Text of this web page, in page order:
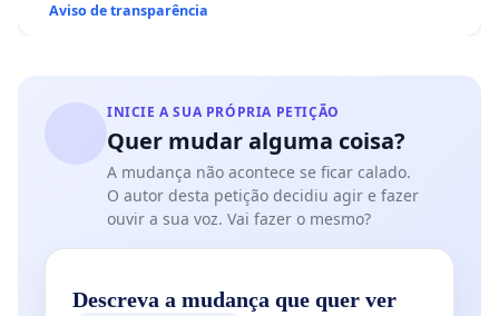
Aviso de transparência
INICIE A SUA PRÓPRIA PETIÇÃO
Quer mudar alguma coisa?
A mudança não acontece se ficar calado.
O autor desta petição decidiu agir e fazer
ouvir a sua voz. Vai fazer o mesmo?
Descreva a mudança que quer ver